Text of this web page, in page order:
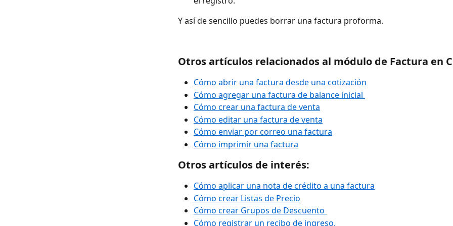
Y así de sencillo puedes borrar una factura proforma.
Otros artículos relacionados al módulo de Factura en
Cómo abrir una factura desde una cotización
Cómo agregar una factura de balance inicial
Cómo crear una factura de venta
Cómo editar una factura de venta
Cómo enviar por correo una factura
Cómo imprimir una factura
Otros artículos de interés:
Cómo aplicar una nota de crédito a una factura
Cómo crear Listas de Precio
Cómo crear Grupos de Descuento
Cómo registrar un recibo de ingreso.